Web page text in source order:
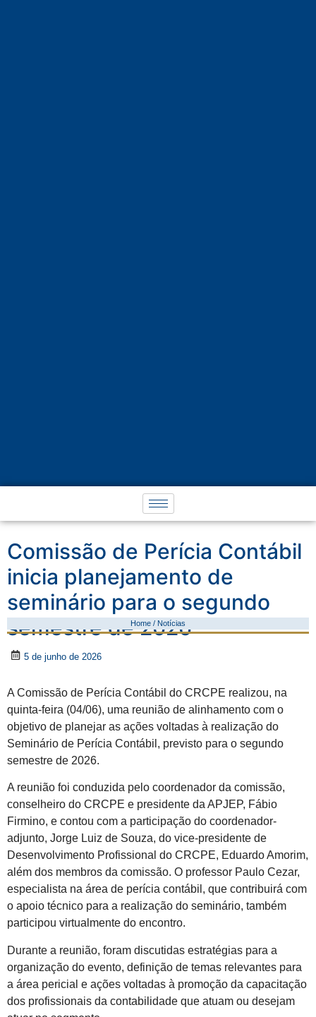
Comissão de Perícia Contábil
inicia planejamento de
seminário para o segundo
semestre de 2026
Home / Notícias
5 de junho de 2026
A Comissão de Perícia Contábil do CRCPE realizou, na
quinta-feira (04/06), uma reunião de alinhamento com o
objetivo de planejar as ações voltadas à realização do
Seminário de Perícia Contábil, previsto para o segundo
semestre de 2026.
A reunião foi conduzida pelo coordenador da comissão,
conselheiro do CRCPE e presidente da APJEP, Fábio
Firmino, e contou com a participação do coordenador-
adjunto, Jorge Luiz de Souza, do vice-presidente de
Desenvolvimento Profissional do CRCPE, Eduardo Amorim,
além dos membros da comissão. O professor Paulo Cezar,
especialista na área de perícia contábil, que contribuirá com
o apoio técnico para a realização do seminário, também
participou virtualmente do encontro.
Durante a reunião, foram discutidas estratégias para a
organização do evento, definição de temas relevantes para
a área pericial e ações voltadas à promoção da capacitação
dos profissionais da contabilidade que atuam ou desejam